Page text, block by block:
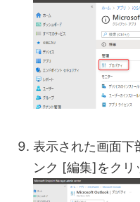
表示された画面下
ンク [編集]をクリ